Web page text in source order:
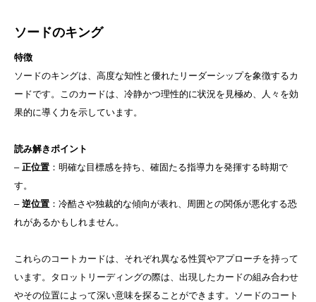
ソードのキング
特徴
ソードのキングは、高度な知性と優れたリーダーシップを象徴するカ
ードです。このカードは、冷静かつ理性的に状況を見極め、人々を効
果的に導く力を示しています。
読み解きポイント
– 正位置 ：明確な目標感を持ち、確固たる指導力を発揮する時期で
す。
– 逆位置 ：冷酷さや独裁的な傾向が表れ、周囲との関係が悪化する恐
れがあるかもしれません。
これらのコートカードは、それぞれ異なる性質やアプローチを持って
います。タロットリーディングの際は、出現したカードの組み合わせ
やその位置によって深い意味を探ることができます。ソードのコート